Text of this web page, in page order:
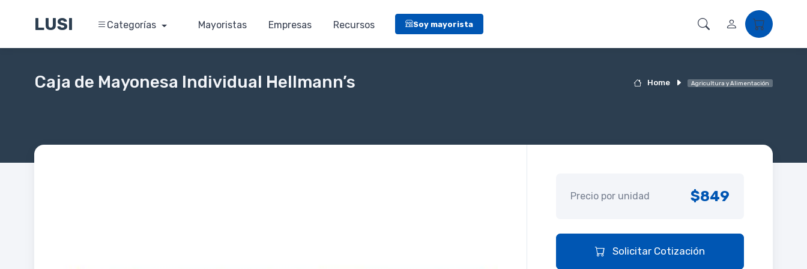
LUSI Categorías Mayoristas Empresas Recursos Soy mayorista
Home Agricultura y Alimentación
Caja de Mayonesa Individual Hellmann’s
Precio por unidad $849
Solicitar Cotización